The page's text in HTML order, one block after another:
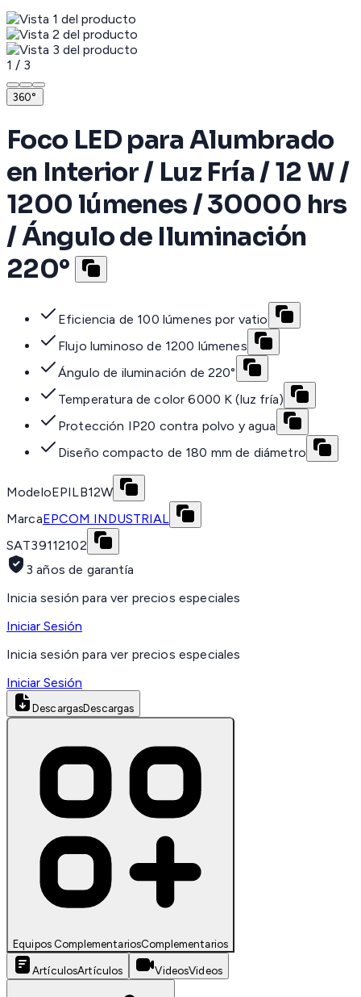
1 / 3
360°
Foco LED para Alumbrado
en Interior / Luz Fría / 12 W /
1200 lúmenes / 30000 hrs
/ Ángulo de Iluminación
220°
Eficiencia de 100 lúmenes por vatio
Flujo luminoso de 1200 lúmenes
Ángulo de iluminación de 220°
Temperatura de color 6000 K (luz fría)
Protección IP20 contra polvo y agua
Diseño compacto de 180 mm de diámetro
ModeloEPILB12W
MarcaEPCOM INDUSTRIAL
SAT39112102
3 años de garantía
Inicia sesión para ver precios especiales
Iniciar Sesión
Inicia sesión para ver precios especiales
Iniciar Sesión
DescargasDescargas
Equipos ComplementariosComplementarios
ArtículosArtículos VideosVideos